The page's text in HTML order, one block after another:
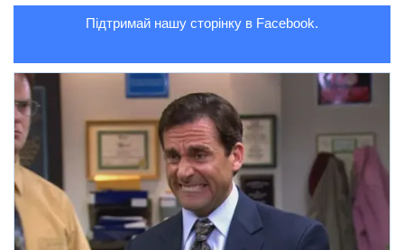
Підтримай нашу сторінку в Facebook.